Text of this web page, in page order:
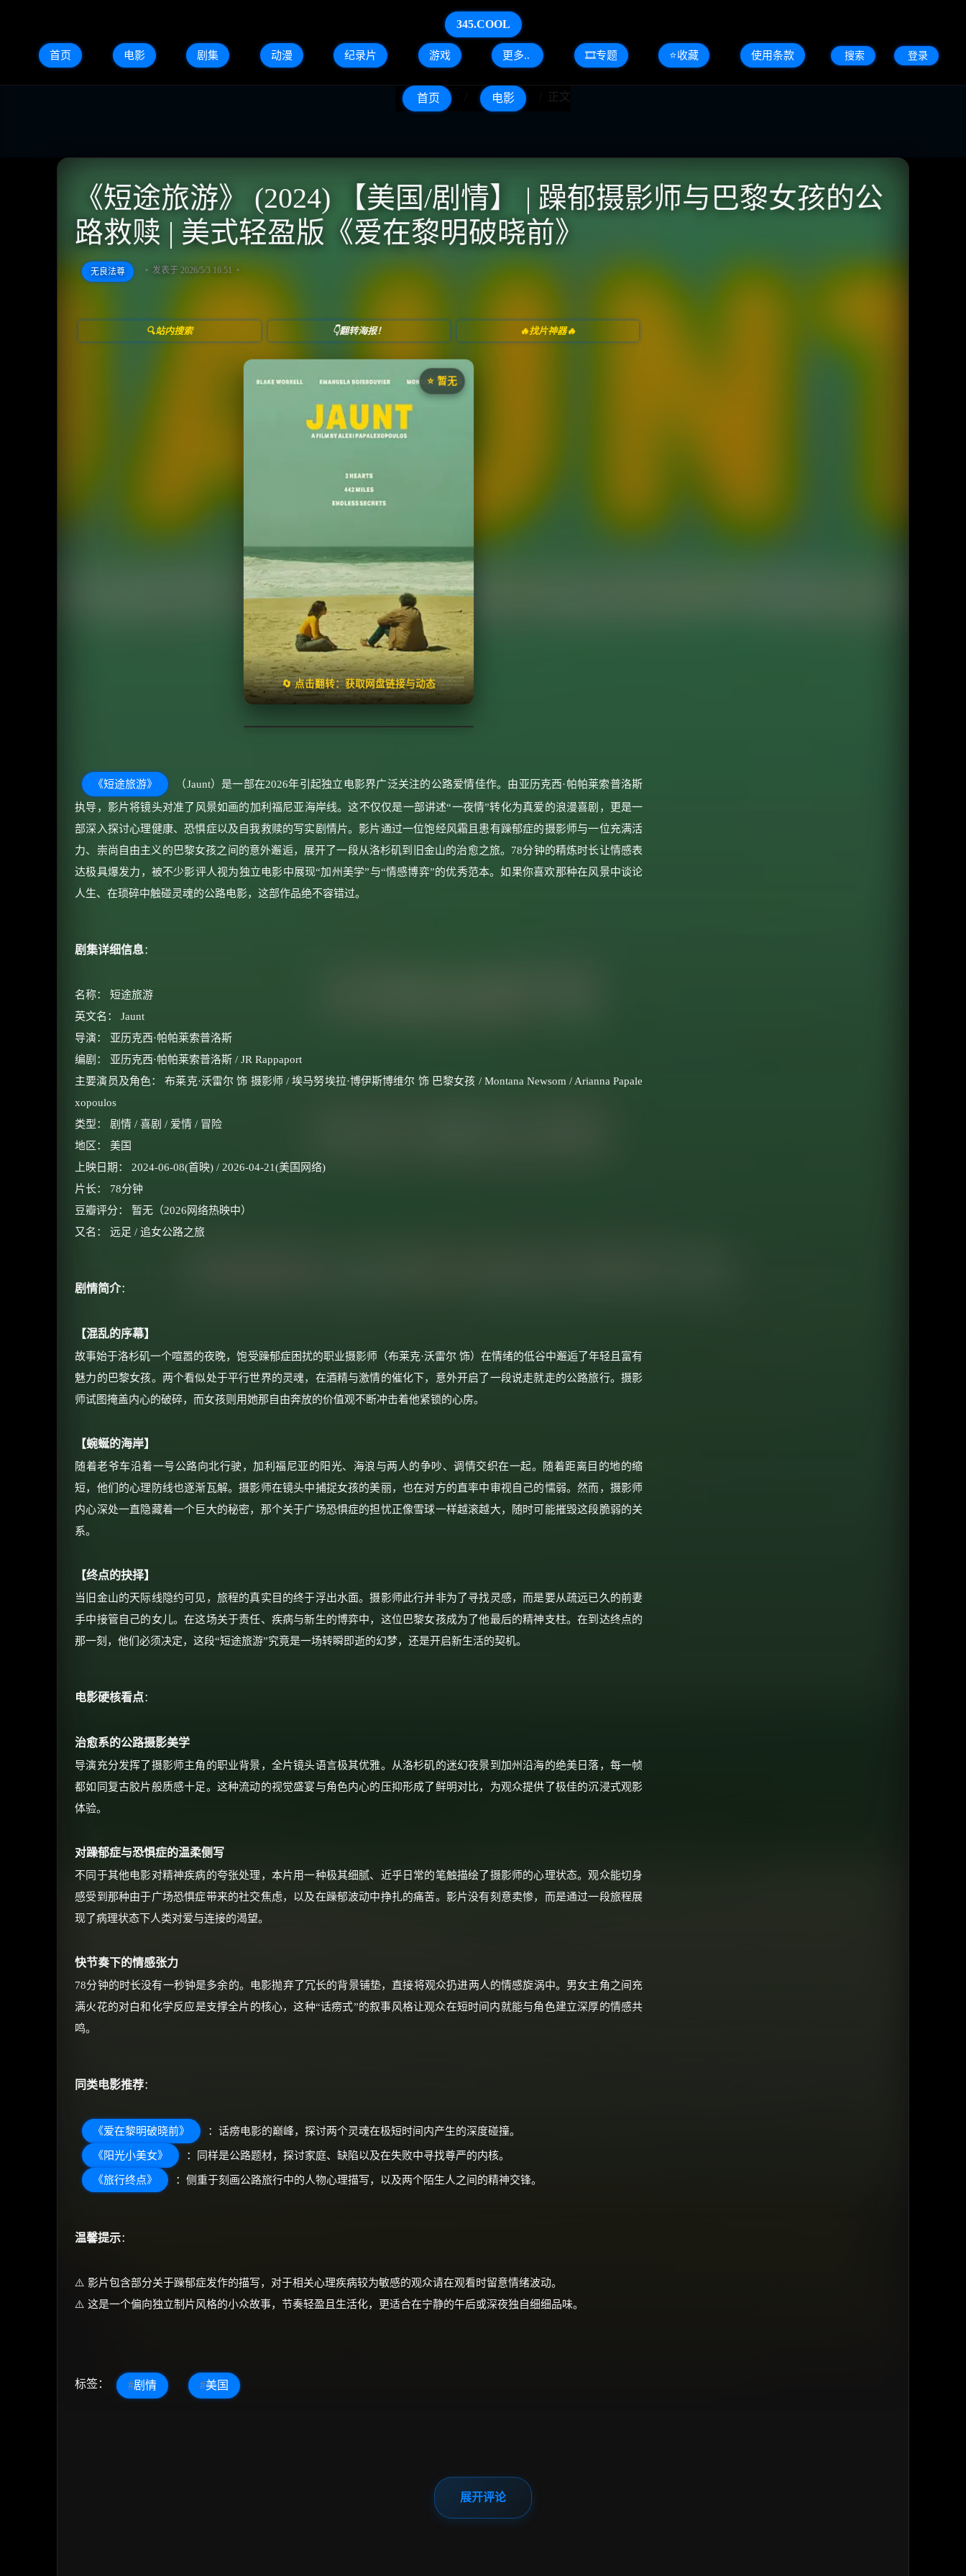
345.COOL
首页 电影 剧集 动漫 纪录片 游戏 更多.. 🎞️专题 ⭐️收藏 使用条款 搜索 登录
首页 电影 正文
《短途旅游》 (2024) 【美国/剧情】 | 躁郁摄影师与巴黎女孩的公
路救赎 | 美式轻盈版《爱在黎明破晓前》
无良法尊 发表于 2026/5/3 16:51
🔍站内搜索 👇翻转海报！ 🔥找片神器🔥
⭐️ 暂无
🔄 点击翻转：获取网盘链接与动态
⭐️ 评分：暂无 | 🎬 2026年
百度网盘
失效请反馈
🧧️
天天领红包
《短途旅游》
（Jaunt）是一部在2026年引起独立电影界广泛关注的公路爱情佳作。由亚历克西·帕帕莱索普洛斯
执导，影片将镜头对准了风景如画的加利福尼亚海岸线。这不仅仅是一部讲述“一夜情”转化为真爱的浪漫喜剧，更是一
部深入探讨心理健康、恐惧症以及自我救赎的写实剧情片。影片通过一位饱经风霜且患有躁郁症的摄影师与一位充满活
力、崇尚自由主义的巴黎女孩之间的意外邂逅，展开了一段从洛杉矶到旧金山的治愈之旅。78分钟的精炼时长让情感表
达极具爆发力，被不少影评人视为独立电影中展现“加州美学”与“情感博弈”的优秀范本。如果你喜欢那种在风景中谈论
人生、在琐碎中触碰灵魂的公路电影，这部作品绝不容错过。
剧集详细信息：
名称： 短途旅游
英文名： Jaunt
导演： 亚历克西·帕帕莱索普洛斯
编剧： 亚历克西·帕帕莱索普洛斯 / JR Rappaport
主要演员及角色： 布莱克·沃雷尔 饰 摄影师 / 埃马努埃拉·博伊斯博维尔 饰 巴黎女孩 / Montana Newsom / Arianna Papale
xopoulos
类型： 剧情 / 喜剧 / 爱情 / 冒险
地区： 美国
上映日期： 2024-06-08(首映) / 2026-04-21(美国网络)
片长： 78分钟
豆瓣评分： 暂无（2026网络热映中）
又名： 远足 / 追女公路之旅
剧情简介：
【混乱的序幕】
故事始于洛杉矶一个喧嚣的夜晚，饱受躁郁症困扰的职业摄影师（布莱克·沃雷尔 饰）在情绪的低谷中邂逅了年轻且富有
魅力的巴黎女孩。两个看似处于平行世界的灵魂，在酒精与激情的催化下，意外开启了一段说走就走的公路旅行。摄影
师试图掩盖内心的破碎，而女孩则用她那自由奔放的价值观不断冲击着他紧锁的心房。
【蜿蜒的海岸】
随着老爷车沿着一号公路向北行驶，加利福尼亚的阳光、海浪与两人的争吵、调情交织在一起。随着距离目的地的缩
短，他们的心理防线也逐渐瓦解。摄影师在镜头中捕捉女孩的美丽，也在对方的直率中审视自己的懦弱。然而，摄影师
内心深处一直隐藏着一个巨大的秘密，那个关于广场恐惧症的担忧正像雪球一样越滚越大，随时可能摧毁这段脆弱的关
系。
【终点的抉择】
当旧金山的天际线隐约可见，旅程的真实目的终于浮出水面。摄影师此行并非为了寻找灵感，而是要从疏远已久的前妻
手中接管自己的女儿。在这场关于责任、疾病与新生的博弈中，这位巴黎女孩成为了他最后的精神支柱。在到达终点的
那一刻，他们必须决定，这段“短途旅游”究竟是一场转瞬即逝的幻梦，还是开启新生活的契机。
电影硬核看点：
治愈系的公路摄影美学
导演充分发挥了摄影师主角的职业背景，全片镜头语言极其优雅。从洛杉矶的迷幻夜景到加州沿海的绝美日落，每一帧
都如同复古胶片般质感十足。这种流动的视觉盛宴与角色内心的压抑形成了鲜明对比，为观众提供了极佳的沉浸式观影
体验。
对躁郁症与恐惧症的温柔侧写
不同于其他电影对精神疾病的夸张处理，本片用一种极其细腻、近乎日常的笔触描绘了摄影师的心理状态。观众能切身
感受到那种由于广场恐惧症带来的社交焦虑，以及在躁郁波动中挣扎的痛苦。影片没有刻意卖惨，而是通过一段旅程展
现了病理状态下人类对爱与连接的渴望。
快节奏下的情感张力
78分钟的时长没有一秒钟是多余的。电影抛弃了冗长的背景铺垫，直接将观众扔进两人的情感旋涡中。男女主角之间充
满火花的对白和化学反应是支撑全片的核心，这种“话痨式”的叙事风格让观众在短时间内就能与角色建立深厚的情感共
鸣。
同类电影推荐：
《爱在黎明破晓前》 ：话痨电影的巅峰，探讨两个灵魂在极短时间内产生的深度碰撞。
《阳光小美女》 ：同样是公路题材，探讨家庭、缺陷以及在失败中寻找尊严的内核。
《旅行终点》 ：侧重于刻画公路旅行中的人物心理描写，以及两个陌生人之间的精神交锋。
温馨提示：
⚠️ 影片包含部分关于躁郁症发作的描写，对于相关心理疾病较为敏感的观众请在观看时留意情绪波动。
⚠️ 这是一个偏向独立制片风格的小众故事，节奏轻盈且生活化，更适合在宁静的午后或深夜独自细细品味。
标签： #剧情 #美国
展开评论
🧧 福利领取站 ×
☕
你需要的各种会员，都可低价购买！
价格有浮动，请直接搜索查最低价！